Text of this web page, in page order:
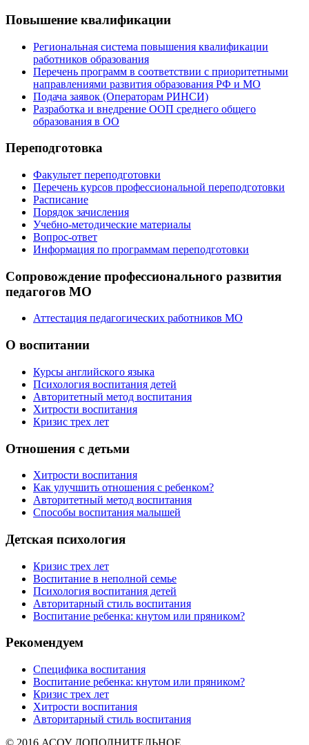
Повышение квалификации
Региональная система повышения квалификации
работников образования
Перечень программ в соответствии с приоритетными
направлениями развития образования РФ и МО
Подача заявок (Операторам РИНСИ)
Разработка и внедрение ООП среднего общего
образования в ОО
Переподготовка
Факультет переподготовки
Перечень курсов профессиональной переподготовки
Расписание
Порядок зачисления
Учебно-методические материалы
Вопрос-ответ
Информация по программам переподготовки
Сопровождение профессионального развития
педагогов МО
Аттестация педагогических работников МО
О воспитании
Курсы английского языка
Психология воспитания детей
Авторитетный метод воспитания
Хитрости воспитания
Кризис трех лет
Отношения с детьми
Хитрости воспитания
Как улучшить отношения с ребенком?
Авторитетный метод воспитания
Способы воспитания малышей
Детская психология
Кризис трех лет
Воспитание в неполной семье
Психология воспитания детей
Авторитарный стиль воспитания
Воспитание ребенка: кнутом или пряником?
Рекомендуем
Специфика воспитания
Воспитание ребенка: кнутом или пряником?
Кризис трех лет
Хитрости воспитания
Авторитарный стиль воспитания